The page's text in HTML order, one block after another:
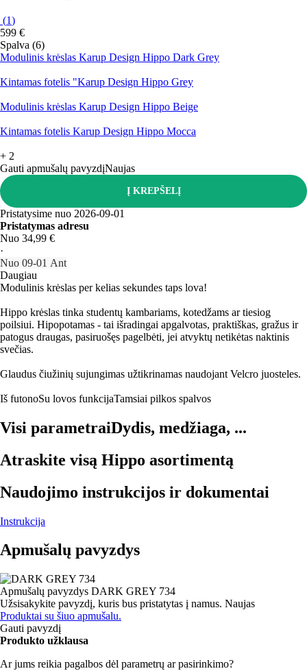
(1)
599 €
Spalva (6)
Modulinis krėslas Karup Design Hippo Dark Grey
Kintamas fotelis "Karup Design Hippo Grey
Modulinis krėslas Karup Design Hippo Beige
Kintamas fotelis Karup Design Hippo Mocca
+ 2
Gauti apmušalų pavyzdįNaujas
Į KREPŠELĮ
Pristatysime nuo 2026‑09‑01
Pristatymas adresu
Nuo 34,99 €
·
Nuo 09‑01 Ant
Daugiau
Modulinis krėslas per kelias sekundes taps lova!
Hippo krėslas tinka studentų kambariams, kotedžams ar tiesiog
poilsiui. Hipopotamas - tai išradingai apgalvotas, praktiškas, gražus ir
patogus draugas, pasiruošęs pagelbėti, jei atvyktų netikėtas naktinis
svečias.
Glaudus čiužinių sujungimas užtikrinamas naudojant Velcro juosteles.
Iš futonoSu lovos funkcijaTamsiai pilkos spalvos
Visi parametraiDydis, medžiaga, ...
Atraskite visą Hippo asortimentą
Naudojimo instrukcijos ir dokumentai
Instrukcija
Apmušalų pavyzdys
Apmušalų pavyzdys DARK GREY 734
Užsisakykite pavyzdį, kuris bus pristatytas į namus. Naujas
Produktai su šiuo apmušalu.
Gauti pavyzdį
Produkto užklausa
Ar jums reikia pagalbos dėl parametrų ar pasirinkimo?